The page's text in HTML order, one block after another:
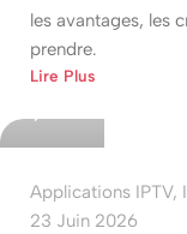
les avantages, les
prendre.
Lire Plus
etshop
Applications IPTV,
23 Juin 2026